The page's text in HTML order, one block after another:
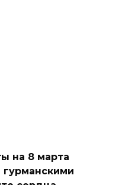
на 8 марта
гурманскими